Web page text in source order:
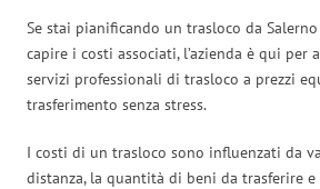
Se stai pianificando un trasloco da
capire i costi associati, l’azienda è qui per
servizi professionali di trasloco a prezzi
trasferimento senza stress.
I costi di un trasloco sono influenzati da
distanza, la quantità di beni da trasferire